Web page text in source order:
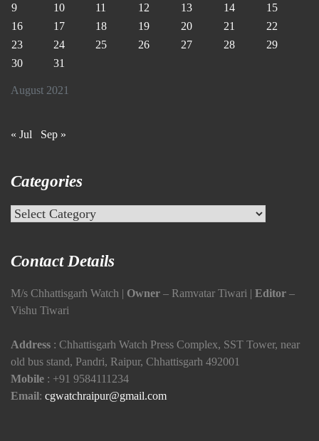
August 2021
9
10 11 12 13 14
15
16
17 18 19 20 21
22
23
24 25 26 27 28
29
30
31
« Jul Sep »
Categories
Categories
Contact Details
M/s Chhattisgarh Watch | Owner – Ramvatar Tiwari | Editor –
Vishu Tiwari
Address : Chhattisgarh Watch Press Complex, SST Tower, near
old bus stand, Pandri, Raipur, Chhattisgarh 492001
Mobile : +91 9584111234
Email: cgwatchraipur@gmail.com